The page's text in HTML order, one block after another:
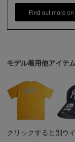
Find out more
モデル着用他アイテム
クリックすると別ウ